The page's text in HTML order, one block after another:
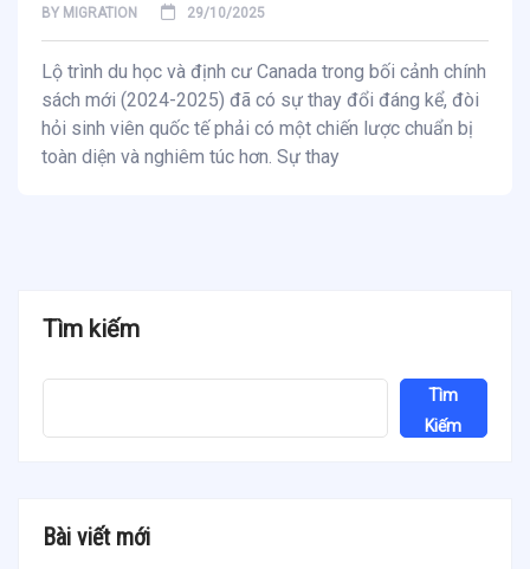
BY MIGRATION 29/10/2025
Lộ trình du học và định cư Canada trong bối cảnh chính
sách mới (2024-2025) đã có sự thay đổi đáng kể, đòi
hỏi sinh viên quốc tế phải có một chiến lược chuẩn bị
toàn diện và nghiêm túc hơn. Sự thay
Tìm kiếm
Tìm
Kiếm
Bài viết mới